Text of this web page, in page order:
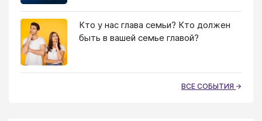
Кто у нас глава семьи? Кто должен
быть в вашей семье главой?
ВСЕ СОБЫТИЯ